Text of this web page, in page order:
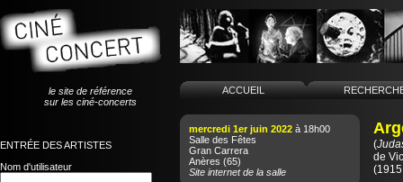
le site de référence
sur les ciné-concerts
ENTRÉE DES ARTISTES
Nom d'utilisateur
ACCUEIL
mercredi 1er juin 2022 à 18h00
Salle des Fêtes
Gran Carrera
Anères (65)
Site internet de la salle
(
de